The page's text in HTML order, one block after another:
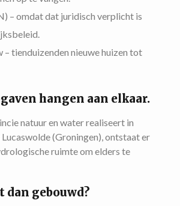
– omdat dat juridisch verplicht is
tienduizenden nieuwe huizen tot
hangen aan elkaar.
natuur en water realiseert in
(Groningen), ontstaat er
ruimte om elders te
dan gebouwd?